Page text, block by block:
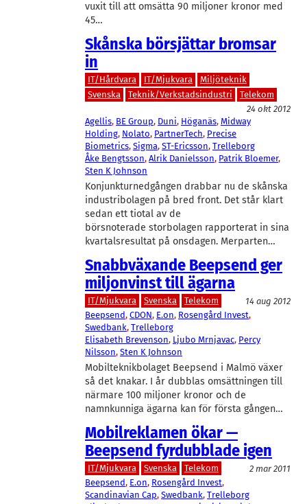
vuxit till att omsätta 90 miljoner kronor med
45…
Skånska börsjättar bromsar
in
IT/Hårdvara IT/Mjukvara
Miljöteknik
Svenska
Teknik/Verkstadsindustri
Telekom
24 okt 2012
Agellis, BE Group, Duni, Höganäs, Midway
Holding, Nolato, PartnerTech, Precise
Biometrics, Sigma, ST-Ericsson, Trelleborg
Åke Bengtsson, Alrik Danielsson, Patrik Bloemer
Sten K Johnson
Konjunkturnedgången drabbar nu de skånska
industribolagen på bred front. Det står klart
sedan ett tiotal av de
börsnoterade storbolagen rapporterat in sina
kvartalsresultat på onsdagen. Merparten…
Snabbväxande Beepsend ger
miljonvinst till ägarna
IT/Mjukvara Svenska Telekom
14 aug 2012
Beepsend, CDON, E.on, Rosengård Invest
Swedbank, Trelleborg
Elisabeth Brevenson, Ljubo Mrnjavac, Percy
Nilsson, Sten K Johnson
Mobilteknikbolaget Beepsend i Malmö växer
så det knakar. I år dubblas omsättningen till
närmare 100 miljoner kronor och de
namnkunniga ägarna kan för första gången…
Mobilreklamen ökar —
Beepsend fyrdubblade igen
IT/Mjukvara Svenska Telekom
2 mar 2011
Beepsend, E.on, Rosengård Invest
Scandinavian Cap, Swedbank, Trelleborg